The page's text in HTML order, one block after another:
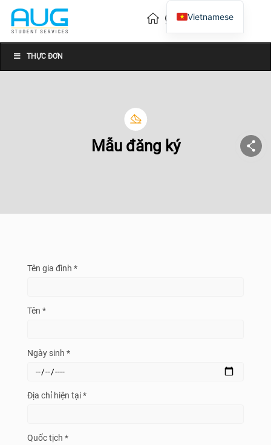
THỰC ĐƠN
Mẫu đăng ký
Tên gia đình *
Tên *
Ngày sinh *
Địa chỉ hiện tại *
Quốc tịch *
Vietnamese